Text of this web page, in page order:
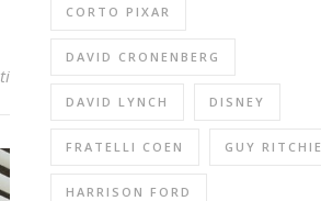
CORTO PIXAR
DAVID CRONENBERG
DAVID LYNCH DISNEY
FRATELLI COEN GUY RITCHIE
HARRISON FORD